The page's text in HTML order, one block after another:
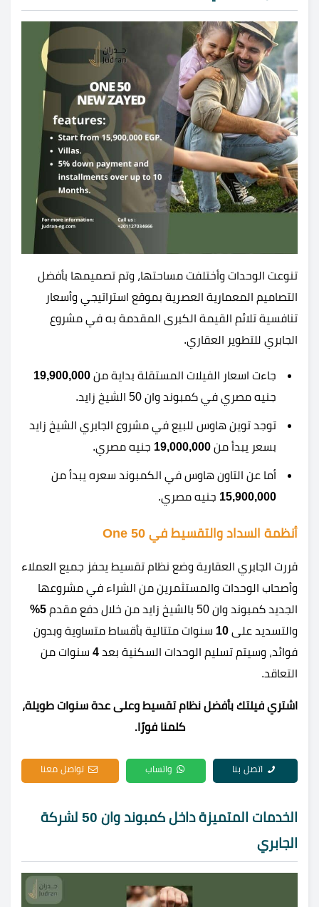
تنوعت الوحدات وأختلفت مساحتها، وتم تصميمها بأفضل
التصاميم المعمارية العصرية بموقع استراتيجي وأسعار
تنافسية تلائم القيمة الكبرى المقدمة به في مشروع
الجابري للتطوير العقاري.
جاءت اسعار الفيلات المستقلة بداية من 19,900,000
جنيه مصري في كمبوند وان 50 الشيخ زايد.
توجد توين هاوس للبيع في مشروع الجابري الشيخ زايد
بسعر يبدأ من 19,000,000 جنيه مصري.
أما عن التاون هاوس في الكمبوند سعره يبدأ من
15,900,000 جنيه مصري.
أنظمة السداد والتقسيط في One 50
قررت الجابري العقارية وضع نظام تقسيط يحفز جميع العملاء
وأصحاب الوحدات والمستثمرين من الشراء في مشروعها
الجديد كمبوند وان 50 بالشيخ زايد من خلال دفع مقدم
والتسديد على 10 سنوات متتالية بأقساط متساوية وبدون
فوائد، وسيتم تسليم الوحدات السكنية بعد 4 سنوات من
التعاقد.
اشتري فيلتك بأفضل نظام تقسيط وعلى عدة سنوات طويلة،
كلمنا فورًا.
اتصل بنا واتساب تواصل معنا
الخدمات المتميزة داخل كمبوند وان 50 لشركة
الجابري